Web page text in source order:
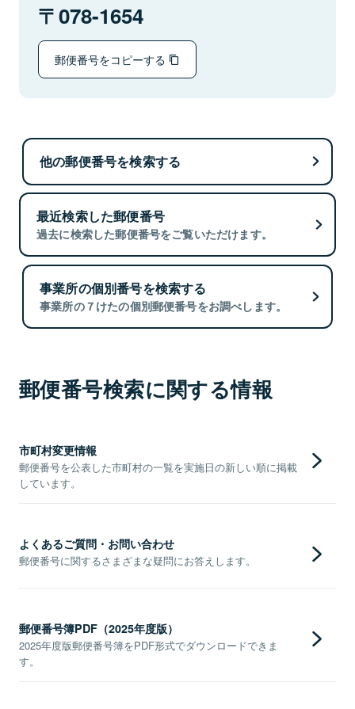
078-1654
郵便番号をコピーする
他の郵便番号を検索する
最近検索した郵便番号
過去に検索した郵便番号をご覧いただけます。
事業所の個別番号を検索する
事業所の７けたの個別郵便番号をお調べします。
郵便番号検索に関する情報
市町村変更情報
郵便番号を公表した市町村の一覧を実施日の新しい順に掲載
しています。
よくあるご質問・お問い合わせ
郵便番号に関するさまざまな疑問にお答えします。
郵便番号簿PDF（2025年度版）
2025年度版郵便番号簿をPDF形式でダウンロードできま
す。